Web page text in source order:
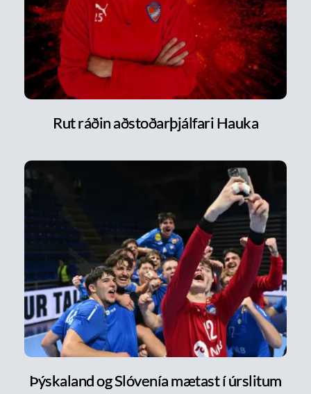
Rut ráðin aðstoðarþjálfari Hauka
Þýskaland og Slóvenía mætast í úrslitum